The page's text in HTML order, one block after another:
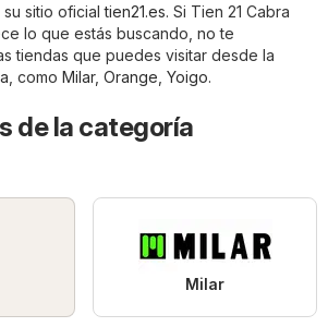
su sitio oficialtien21.es. Si Tien 21 Cabra
lo que estás buscando, no te
tiendas que puedes visitar desde la
, como Milar, Orange Yoigo.
de la categoría
Milar